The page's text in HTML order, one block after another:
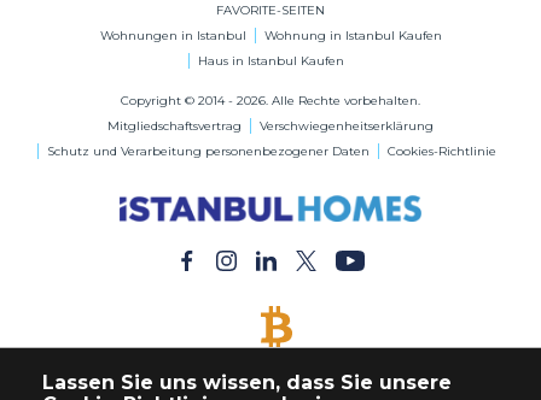
FAVORITE-SEITEN
Wohnungen in Istanbul
Wohnung in Istanbul Kaufen
Haus in Istanbul Kaufen
Copyright © 2014 - 2026. Alle Rechte vorbehalten.
Mitgliedschaftsvertrag
Verschwiegenheitserklärung
Schutz und Verarbeitung personenbezogener Daten
Cookies-Richtlinie
Kaufen Sie jede Immobilie mit Bitcoin-Zahlung
Lassen Sie uns wissen, dass Sie unsere